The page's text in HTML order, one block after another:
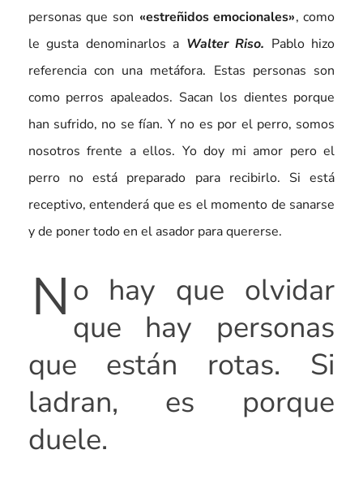
personas que son «estreñidos emocionales», como
le gusta denominarlos a Walter Riso. Pablo hizo
referencia con una metáfora. Estas personas son
como perros apaleados. Sacan los dientes porque
han sufrido, no se fían. Y no es por el perro, somos
nosotros frente a ellos. Yo doy mi amor pero el
perro no está preparado para recibirlo. Si está
receptivo, entenderá que es el momento de sanarse
y de poner todo en el asador para quererse.
N o hay que olvidar
que hay personas
que están rotas. Si
ladran, es porque
duele.